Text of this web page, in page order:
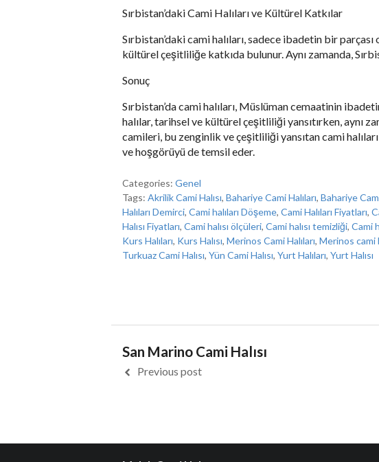
Sırbistan’daki Cami Halıları ve Kültürel Katkılar
Sırbistan’daki cami halıları, sadece ibadetin bir
kültürel çeşitliliğe katkıda bulunur. Aynı zamanda,
Sonuç
Sırbistan’da cami halıları, Müslüman cemaatinin
halılar, tarihsel ve kültürel çeşitliliği yansıtırken, aynı
camileri, bu zenginlik ve çeşitliliği yansıtan cami
ve hoşgörüyü de temsil eder.
Categories: Genel
Tags: Akrilik Cami Halısı, Bahariye Cami Halıları, Bahariye Cami
Halıları Demirci, Cami halıları Döşeme, Cami Halıları Fiyatları,
Halısı Fiyatları, Cami halısı ölçüleri, Cami halısı temizliği, Cami
Kurs Halıları, Kurs Halısı, Merinos Cami Halıları, Merinos cami
Turkuaz Cami Halısı, Yün Cami Halısı, Yurt Halıları, Yurt Halısı
San Marino Cami Halısı
Previous post